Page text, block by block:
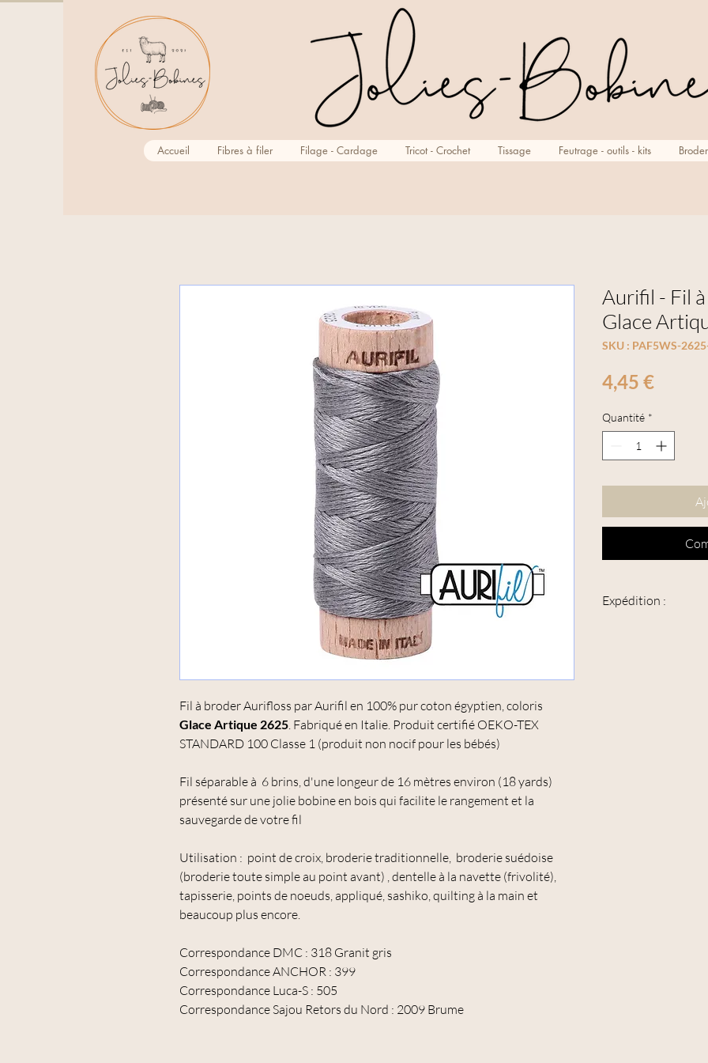
Accueil Fibres à filer Filage - Cardage Tricot - Crochet Tissage Feutrage - outils - kits
Fil à broder Aurifloss par Aurifil en 100% pur coton égyptien, coloris
Glace Artique 2625. Fabriqué en Italie. Produit certifié OEKO-TEX
STANDARD 100 Classe 1 (produit non nocif pour les bébés)
Fil séparable à 6 brins, d'une longeur de 16 mètres environ (18 yards)
présenté sur une jolie bobine en bois qui facilite le rangement et la
sauvegarde de votre fil
Utilisation : point de croix, broderie traditionnelle, broderie suédoise
(broderie toute simple au point avant) , dentelle à la navette (frivolité),
tapisserie, points de noeuds, appliqué, sashiko, quilting à la main et
beaucoup plus encore.
Correspondance DMC : 318 Granit gris
Correspondance ANCHOR : 399
Correspondance Luca-S : 505
Correspondance Sajou Retors du Nord : 2009 Brume
Aurifil - Fil
Glace
SKU : PAF5WS-
4,45 €Prix
Quantité *
Expédition :